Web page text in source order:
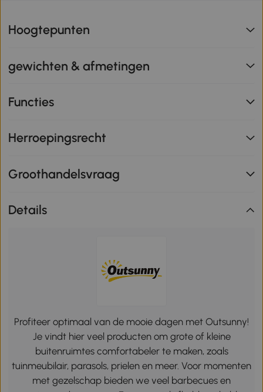
Hoogtepunten
gewichten & afmetingen
Functies
Herroepingsrecht
Groothandelsvraag
Details
Profiteer optimaal van de mooie dagen met Outsunny!
Je vindt hier veel producten om grote of kleine
buitenruimtes comfortabeler te maken, zoals
tuinmeubilair, parasols, prielen en meer. Voor momenten
met gezelschap bieden we veel barbecues en